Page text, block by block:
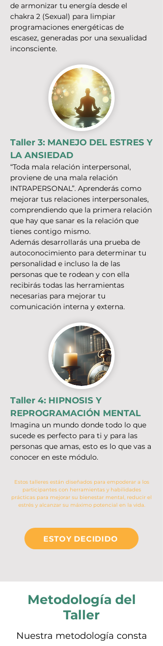
Metodología del
Taller
Nuestra metodología consta
de armonizar tu energía desde el
chakra 2 (Sexual) para limpiar
programaciones energéticas de
escasez, generadas por una sexualidad
inconsciente.
Taller 3: MANEJO DEL ESTRES Y
LA ANSIEDAD
“Toda mala relación interpersonal,
proviene de una mala relación
INTRAPERSONAL”. Aprenderás como
mejorar tus relaciones interpersonales,
comprendiendo que la primera relación
que hay que sanar es la relación que
tienes contigo mismo.
Además desarrollarás una prueba de
autoconocimiento para determinar tu
personalidad e incluso la de las
personas que te rodean y con ella
recibirás todas las herramientas
necesarias para mejorar tu
comunicación interna y externa.
Taller 4: HIPNOSIS Y
REPROGRAMACIÓN MENTAL
Imagina un mundo donde todo lo que
sucede es perfecto para ti y para las
personas que amas, esto es lo que vas a
conocer en este módulo.
Estos talleres están diseñados para empoderar a los
participantes con herramientas y habilidades
prácticas para mejorar su bienestar mental, reducir el
estrés y alcanzar su máximo potencial en la vida.
ESTOY DECIDIDO